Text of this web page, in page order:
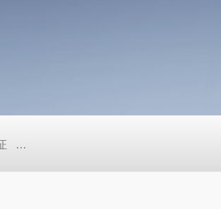
TEB-600PF快温变高低温实验箱、自动